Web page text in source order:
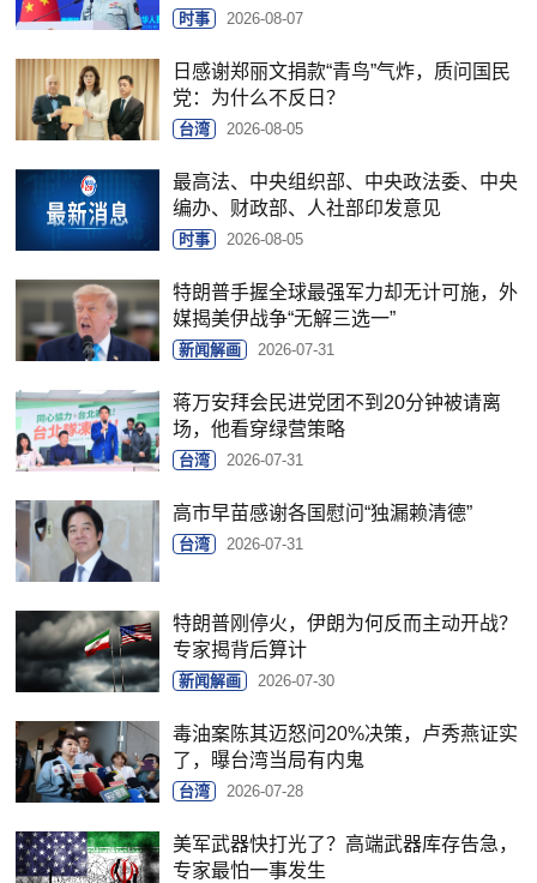
时事 2026-08-07
日感谢郑丽文捐款“青鸟”气炸，质问国民
党：为什么不反日？
台湾 2026-08-05
最高法、中央组织部、中央政法委、中央
编办、财政部、人社部印发意见
时事 2026-08-05
特朗普手握全球最强军力却无计可施，外
媒揭美伊战争“无解三选一”
新闻解画 2026-07-31
蒋万安拜会民进党团不到20分钟被请离
场，他看穿绿营策略
台湾 2026-07-31
高市早苗感谢各国慰问“独漏赖清德”
台湾 2026-07-31
特朗普刚停火，伊朗为何反而主动开战？
专家揭背后算计
新闻解画 2026-07-30
毒油案陈其迈怒问20%决策，卢秀燕证实
了，曝台湾当局有内鬼
台湾 2026-07-28
美军武器快打光了？高端武器库存告急，
专家最怕一事发生